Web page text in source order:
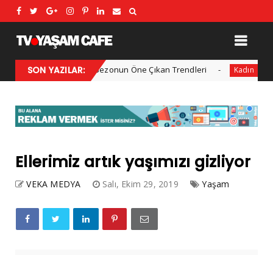
SON YAZILAR:
2025 Kış Modası: Sezonun Öne Çıkan Trendleri Kadın Her yıl
Ellerimiz artık yaşımızı gizliyor
VEKA MEDYA Salı, Ekim 29, 2019 Yaşam